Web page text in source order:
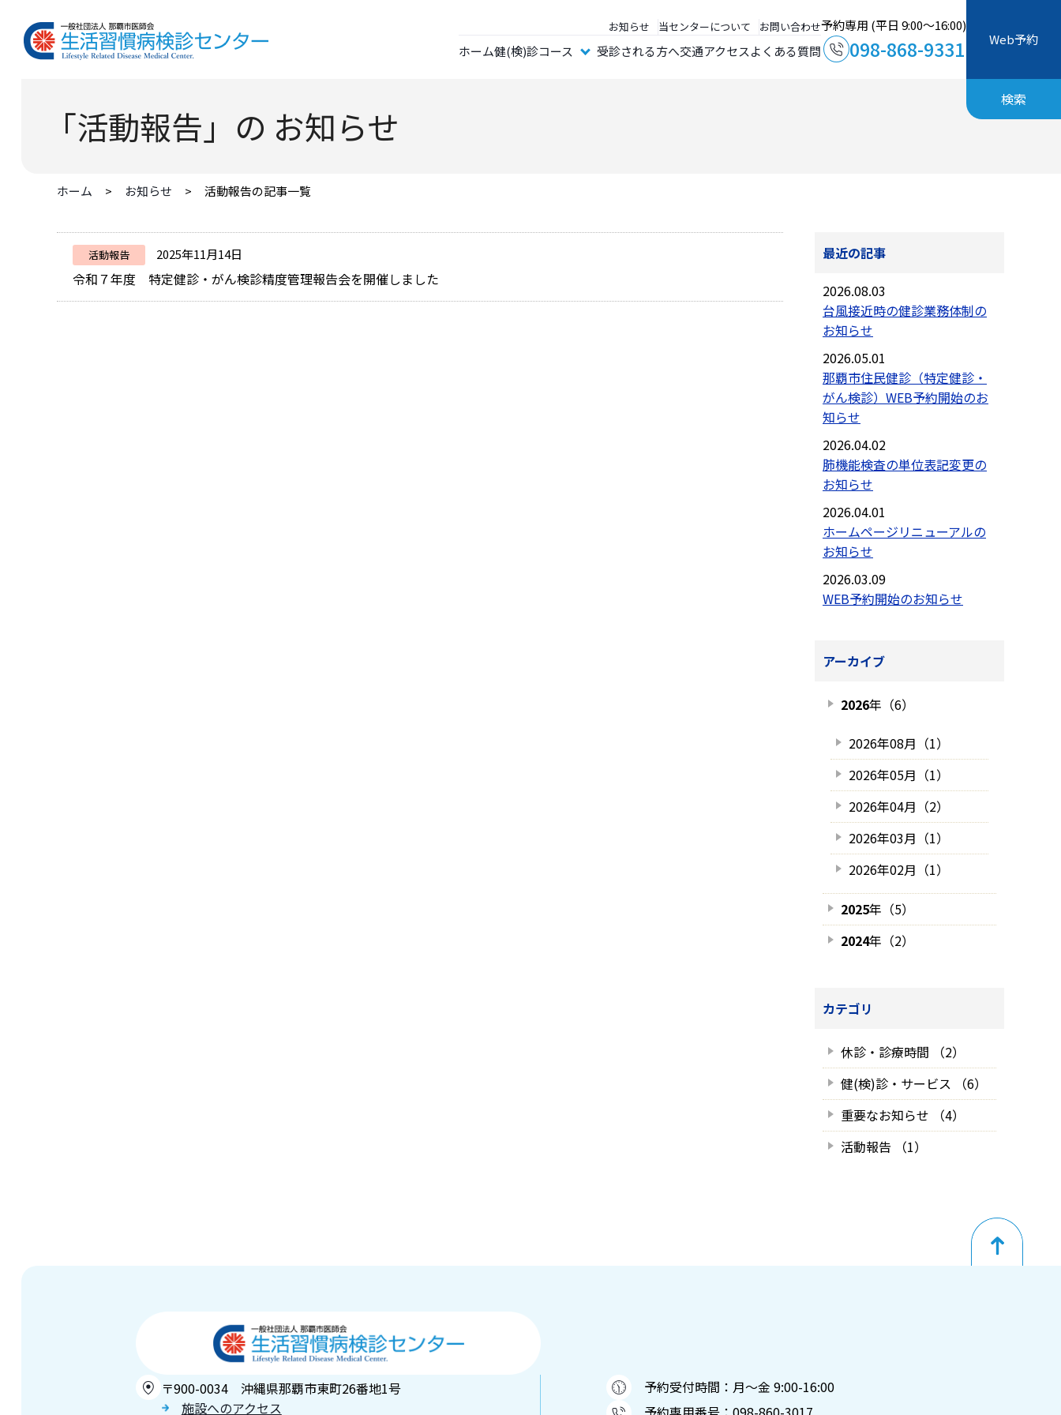
お知らせ 当センターについて お問い合わせ
ホーム健(検)診コース 受診される方へ交通アクセスよくある質問
予約専用 (平日 9:00～16:00)
098-868-9331 Web予約
検索
「活動報告」の お知らせ
ホーム お知らせ 活動報告の記事一覧
活動報告 2025年11月14日
令和７年度 特定健診・がん検診精度管理報告会を開催しました
最近の記事
2026.08.03
台風接近時の健診業務体制の
お知らせ
2026.05.01
那覇市住民健診（特定健診・
がん検診）WEB予約開始のお
知らせ
2026.04.02
肺機能検査の単位表記変更の
お知らせ
2026.04.01
ホームページリニューアルの
お知らせ
2026.03.09
WEB予約開始のお知らせ
アーカイブ
2026年（6）
2026年08月（1）
2026年05月（1）
2026年04月（2）
2026年03月（1）
2026年02月（1）
2025年（5）
2024年（2）
カテゴリ
休診・診療時間 （2）
健(検)診・サービス （6）
重要なお知らせ （4）
活動報告 （1）
〒900-0034 沖縄県那覇市東町26番地1号
施設へのアクセス
予約受付時間：月～金 9:00-16:00